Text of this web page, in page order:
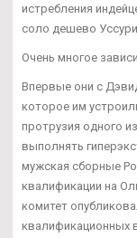
истребления
соло дешево
Очень многое
Впервые они с
которое им
протрузия одного
выполнять
мужская сборные
квалификации на
комитет
квалификационных